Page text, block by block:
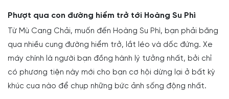
Phượt qua con đường hiểm trở tới Hoàng Su Phì
Từ Mù Cang Chải, muốn đến Hoàng Su Phì, bạn phải băng
qua nhiều cung đường hiểm trở, lắt léo và dốc đứng. Xe
máy chính là người bạn đồng hành lý tưởng nhất, bởi chỉ
có phương tiện này mới cho bạn cơ hội dừng lại ở bất kỳ
khúc cua nào để chụp những bức ảnh sống động nhất.